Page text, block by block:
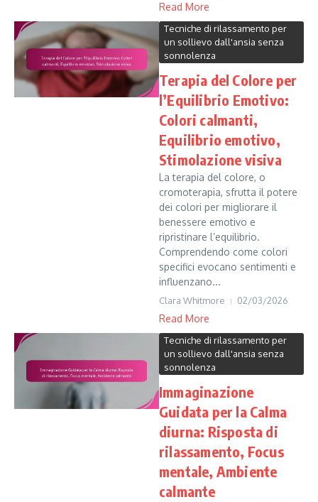
Read More
Tecniche di rilassamento per
un sollievo dall'ansia senza
sonnolenza
Terapia del Colore per
l’Equilibrio Emotivo:
Colori calmanti,
Equilibrio emotivo,
Stimolazione visiva
La terapia del colore, o
cromoterapia, sfrutta il potere
dei colori per migliorare il
benessere emotivo e
ripristinare l’equilibrio.
Comprendendo come colori
specifici evocano sentimenti e
influenzano...
Clara Whitmore 02/03/2026
Read More
Tecniche di rilassamento per
un sollievo dall'ansia senza
sonnolenza
Immaginazione
Guidata per la Calma
diurna: Risposta di
rilassamento, Focus
mentale, Ambiente
calmante